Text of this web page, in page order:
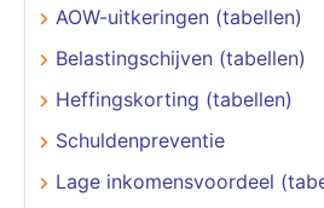
AOW-uitkeringen (tabellen)
Belastingschijven (tabellen)
Heffingskorting (tabellen)
Schuldenpreventie
Lage inkomensvoordeel